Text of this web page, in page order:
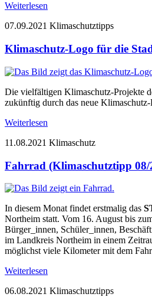
Weiterlesen
07.09.2021 Klimaschutztipps
Klimaschutz-Logo für die
Die vielfältigen Klimaschutz-Projekte
zukünftig durch das neue
Weiterlesen
11.08.2021 Klimaschutz
Fahrrad (Klimaschutztipp 08/
In diesem Monat findet erstmalig das
Northeim statt. Vom 16. August bis
Bürger_innen, Schüler_innen,
im Landkreis Northeim in einem
möglichst viele Kilometer mit dem
Weiterlesen
06.08.2021 Klimaschutztipps